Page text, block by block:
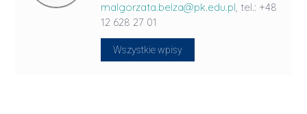
malgorzata.belza@pk.edu.pl, tel.: +48
12 628 27 01
Wszystkie wpisy